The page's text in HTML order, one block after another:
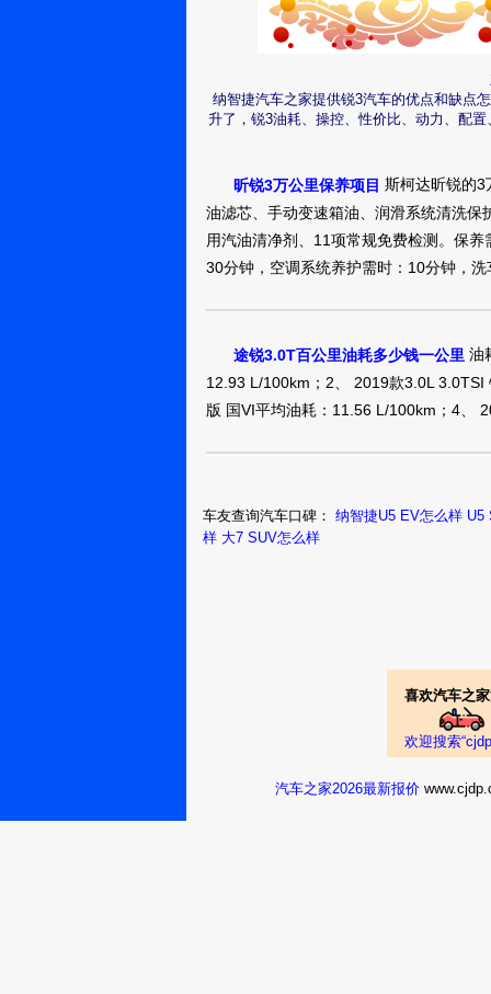
上海：
锐32016款
真实油耗：7.1L/
饰风格，更重要
惠州：糊涂団
锐32016款
真实油耗：
S5海马福美来7座
烟台：用户
10209846
真实油耗：油耗
比较高，外观一
较舒服，空间也
秦皇岛：说的
真实油耗：6.5L/
多看看，前面不
锐32016款
真实油耗：油耗
纳智捷汽车之家提供锐3汽车的优点和缺点
升了，锐3油耗、操控、性价比、动力、配
昕锐3万公里保养项目 斯柯达昕锐的3
油滤芯、手动变速箱油、润滑系统清洗
用汽油清净剂、11项常规免费检测。保
30分钟，空调系统养护需时：10分钟，
途锐3.0T百公里油耗多少钱一公里 油
12.93 L/100km；2、 2019款3.0L
版 国VI平均油耗：11.56 L/100km；4、
车友查询汽车口碑： 纳智捷U5 EV怎么样 U5
样 大7 SUV怎么样
喜欢汽车之
欢迎搜索
汽车之家2026最新报价